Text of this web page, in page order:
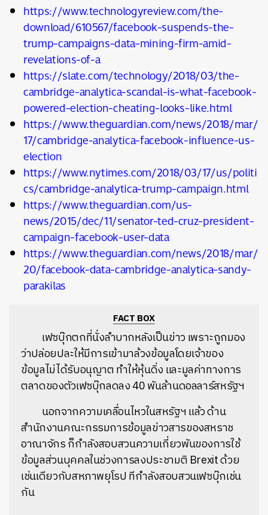
https://www.technologyreview.com/the-
download/610567/facebook-suspends-the-
trump-campaigns-data-mining-firm-amid-
revelations-of-a
https://slate.com/technology/2018/03/the-
cambridge-analytica-scandal-is-what-facebook-
powered-election-cheating-looks-like.html
https://www.theguardian.com/news/2018/mar/
17/cambridge-analytica-facebook-influence-us-
election
https://www.nytimes.com/2018/03/17/us/politi
cs/cambridge-analytica-trump-campaign.html
https://www.theguardian.com/us-
news/2015/dec/11/senator-ted-cruz-president-
campaign-facebook-user-data
https://www.theguardian.com/news/2018/mar/
20/facebook-data-cambridge-analytica-sandy-
parakilas
FACT BOX
เฟซบุ๊กตกที่นั่งลำบากหลังเป็นข่าว เพราะถูกมอง
ว่าปล่อยปละให้มีการเข้ามาล้วงข้อมูลโดยเจ้าของ
ข้อมูลไม่ได้รับอนุญาต ทำให้หุ้นดิ่ง และมูลค่าทางการ
ตลาดของตัวเฟซบุ๊กลดลง 40 พันล้านดอลลาร์สหรัฐฯ
นอกจากความเคลื่อนไหวในสหรัฐฯ แล้ว ด้าน
สำนักงานคณะกรรมการข้อมูลข่าวสารของสหราช
อาณาจักร ก็กำลังสอบสวนความเกี่ยวพันของการใช้
ข้อมูลส่วนบุคคลในช่วงการลงประชามติ Brexit ด้วย
เช่นเดียวกับสหภาพยุโรป ทีกำลังสอบสวนเฟซบุ๊กเช่น
กัน